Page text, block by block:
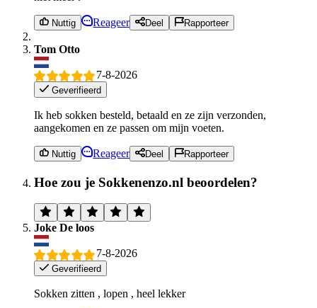
Nuttig Reageer Deel Rapporteer
Tom Otto
7-8-2026
Geverifieerd
Ik heb sokken besteld, betaald en ze zijn verzonden,
aangekomen en ze passen om mijn voeten.
Nuttig Reageer Deel Rapporteer
Hoe zou je Sokkenenzo.nl beoordelen?
Joke De loos
7-8-2026
Geverifieerd
Sokken zitten , lopen , heel lekker